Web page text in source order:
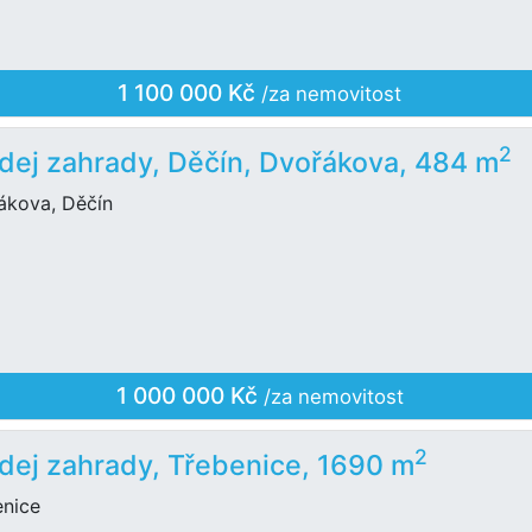
1 100 000 Kč /za nemovitost
zahrady, Děčín, Dvořákova, 484 m2
Děčín
1 000 000 Kč /za nemovitost
zahrady, Třebenice, 1690 m2